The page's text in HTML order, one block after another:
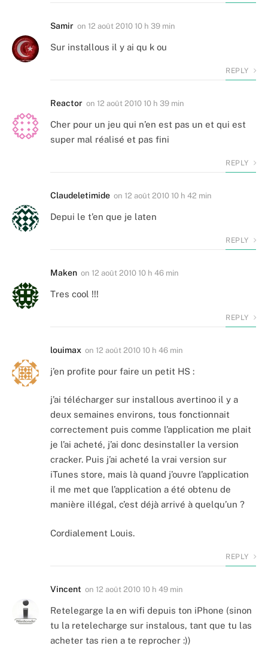
Samir on 12 août 2010 10 h 39 min
Sur installous il y ai qu k ou
REPLY
Reactor on 12 août 2010 10 h 39 min
Cher pour un jeu qui n’en est pas un et qui est
super mal réalisé et pas fini
REPLY
Claudeletimide on 12 août 2010 10 h 42 min
Depui le t’en que je laten
REPLY
Maken on 12 août 2010 10 h 46 min
Tres cool !!!
REPLY
louimax on 12 août 2010 10 h 46 min
j’en profite pour faire un petit HS :
j’ai télécharger sur installous avertinoo il y a
deux semaines environs, tous fonctionnait
correctement puis comme l’application me plait
je l’ai acheté, j’ai donc desinstaller la version
cracker. Puis j’ai acheté la vrai version sur
iTunes store, mais là quand j’ouvre l’application
il me met que l’application a été obtenu de
manière illégal, c’est déjà arrivé à quelqu’un ?
Cordialement Louis.
REPLY
Vincent on 12 août 2010 10 h 49 min
Retelegarge la en wifi depuis ton iPhone (sinon
tu la retelecharge sur instalous, tant que tu las
acheter tas rien a te reprocher :))